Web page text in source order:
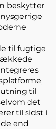
beskytter
til fugtige
til
det
til sidst i
end